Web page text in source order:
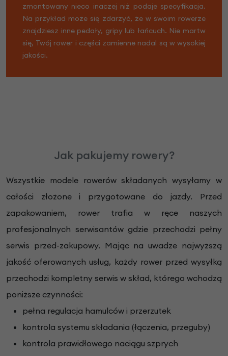
zmontowany nieco inaczej niż podaje specyfikacja.
Na przykład może się zdarzyć, że w swoim rowerze
znajdziesz inne pedały, gripy lub łańcuch. Nie martw
się, Twój rower i części zamienne nadal są w wysokiej
jakości.
Jak pakujemy rowery?
Wszystkie modele rowerów składanych wysyłamy w
całości złożone i przygotowane do jazdy. Przed
zapakowaniem, rower trafia w ręce naszych
profesjonalnych serwisantów gdzie przechodzi pełny
serwis przed-zakupowy. Mając na uwadze najwyższą
jakość oferowanych usług, każdy rower przed wysyłką
przechodzi kompletny serwis w skład, którego wchodzą
poniższe czynności:
pełna regulacja hamulców i przerzutek
kontrola systemu składania (łączenia, przeguby)
kontrola prawidłowego naciągu szprych